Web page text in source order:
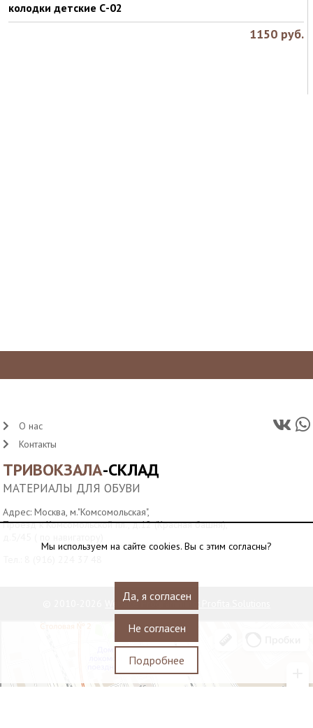
колодки детские С-02
1150 руб.
ТРИВОКЗАЛА-СКЛАД
МАТЕРИАЛЫ ДЛЯ ОБУВИ
Адрес: Москва, м."Комсомольская",
Проезд к Комсомольской пл., д.12 (Красная башня),
О нас
Контакты
Website Programming: Profita.Solutions
Водонапорная башня станции Москва-Пассажирская
Достопримечательность в Москве
Мы используем на сайте cookies. Вы с этим согласны?
Да, я согласен
Не согласен
Подробнее